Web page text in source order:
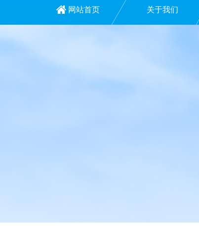
网站首页 关于我们